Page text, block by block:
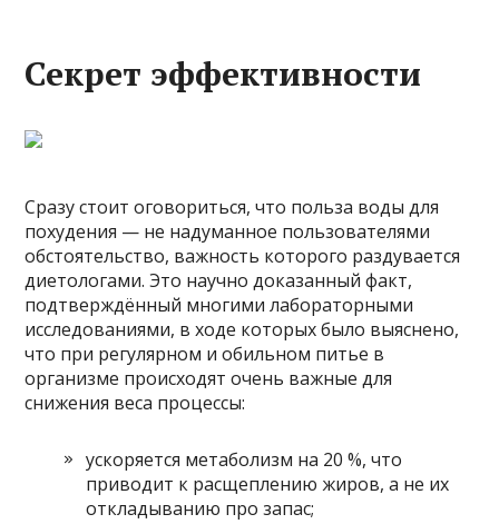
Секрет эффективности
Сразу стоит оговориться, что польза воды для
похудения — не надуманное пользователями
обстоятельство, важность которого раздувается
диетологами. Это научно доказанный факт,
подтверждённый многими лабораторными
исследованиями, в ходе которых было выяснено,
что при регулярном и обильном питье в
организме происходят очень важные для
снижения веса процессы:
ускоряется метаболизм на 20 %, что
приводит к расщеплению жиров, а не их
откладыванию про запас;